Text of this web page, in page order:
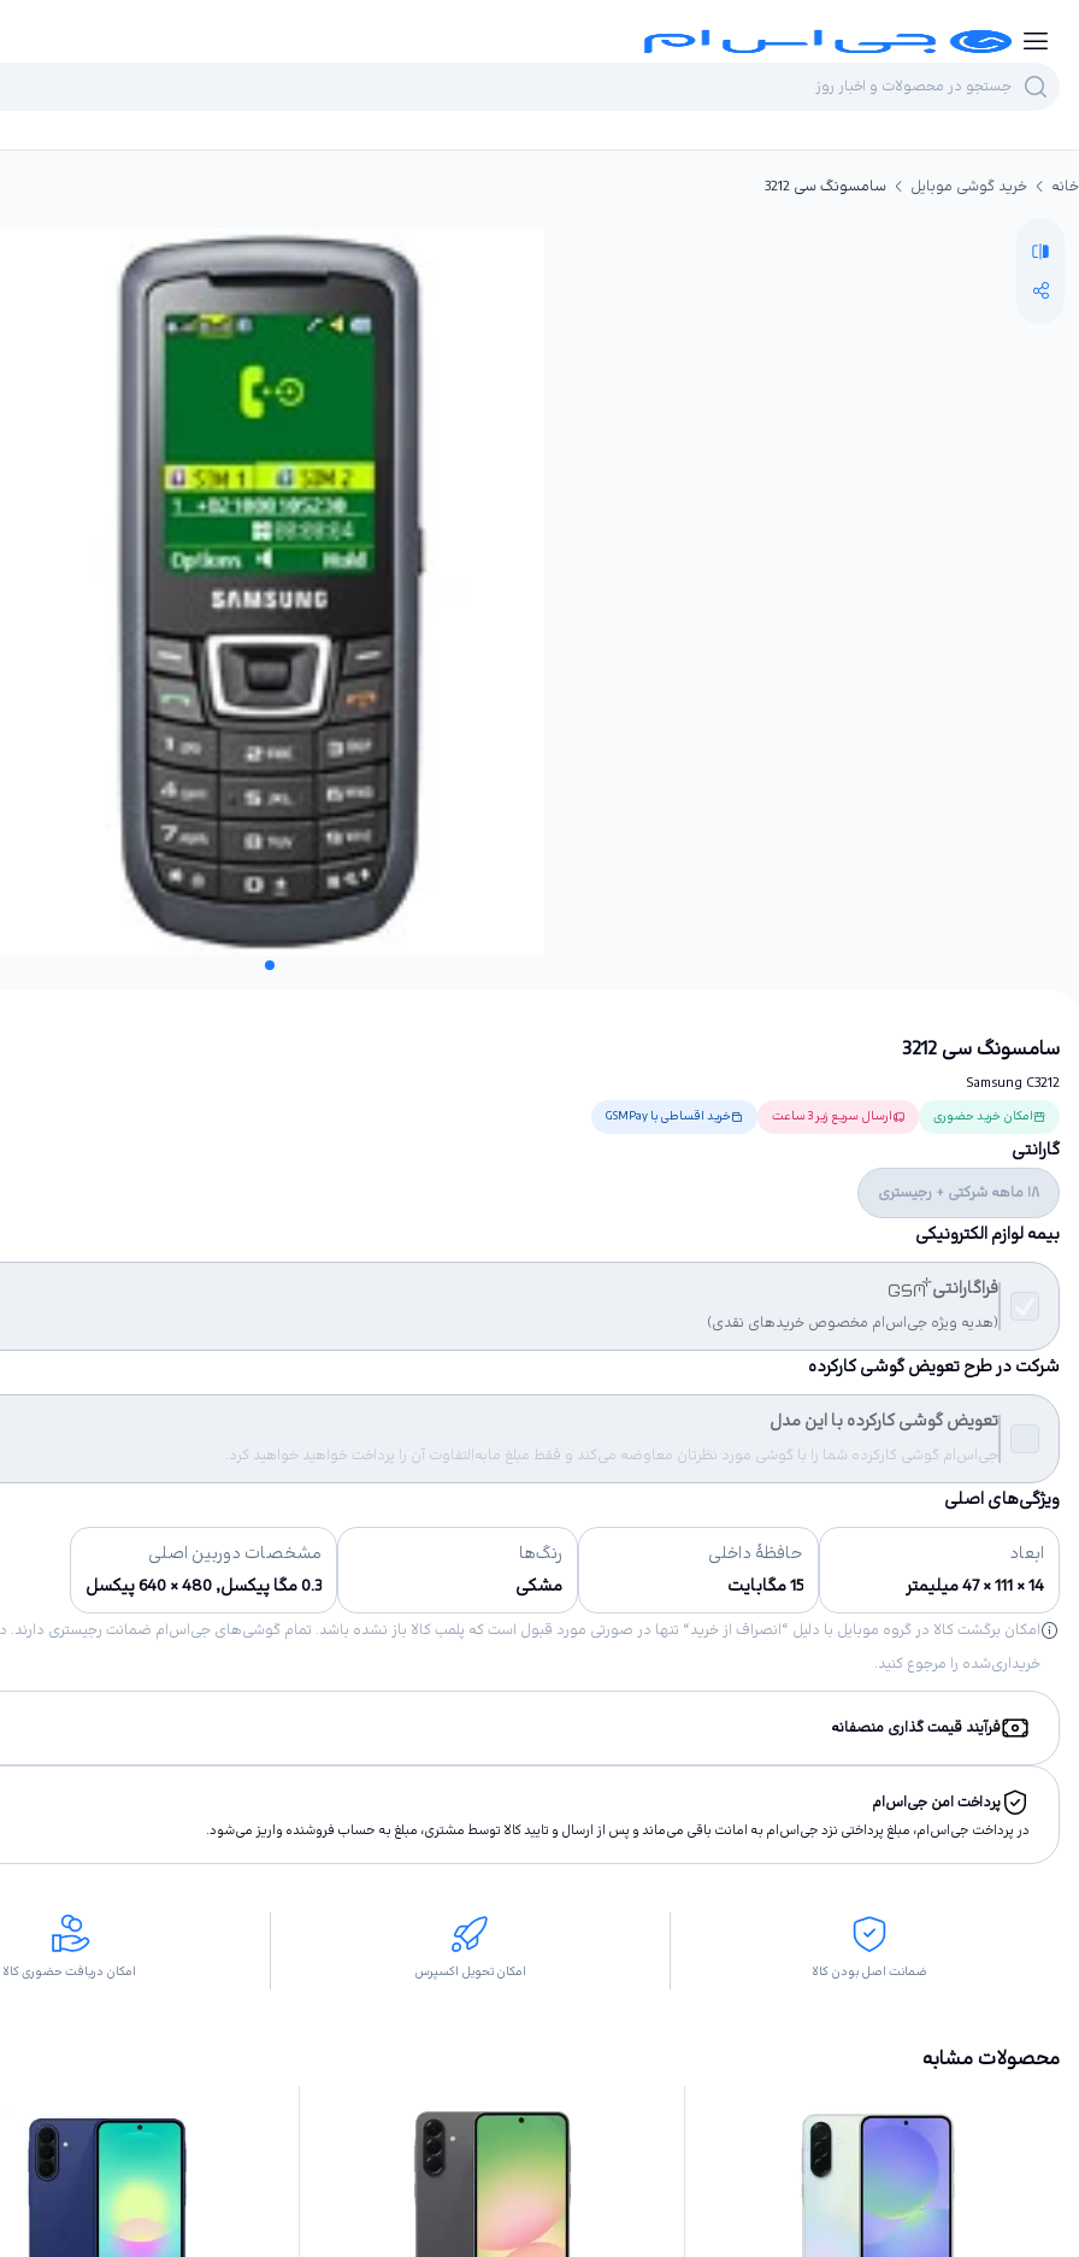
خانه خرید گوشی موبایل سامسونگ سی 3212
سامسونگ سی 3212
Samsung C3212
امکان خرید حضوری ارسال سریع زیر 3 ساعت خرید اقساطی با GSMPay
گارانتی
18 ماهه شرکتی + رجیستری
بیمه لوازم الکترونیکی
فراگارانتی
(هدیه ویژه جی‌اس‌ام مخصوص خریدهای نقدی)
شرکت در طرح تعویض گوشی کارکرده
تعویض گوشی کارکرده با این مدل
جی‌اس‌ام گوشی کارکرده شما را با گوشی مورد نظرتان معاوضه می‌کند و فقط مبلغ مابه‌التفاوت آن را پرداخت خواهید خواهید کرد.
ویژگی‌های اصلی
ابعاد
14 × 111 × 47 میلیمتر
حافظهٔ داخلی
15 مگابایت
رنگ‌ها
مشکی
مشخصات دوربین اصلی
0.3 مگا پیکسل, 480 × 640 پیکسل
خریداری‌شده را مرجوع کنید.
فرآیند قیمت گذاری منصفانه
پرداخت امن جی‌اس‌ام
در پرداخت جی‌اس‌ام، مبلغ پرداختى نزد جی‌اس‌ام به امانت باقى مى‌ماند و پس از ارسال و تاييد كالا توسط مشتری، مبلغ به حساب فروشنده واريز مى‌شود.
ضمانت اصل بودن کالا امکان تحویل اکسپرس امکان دریافت حضوری کالا
محصولات مشابه